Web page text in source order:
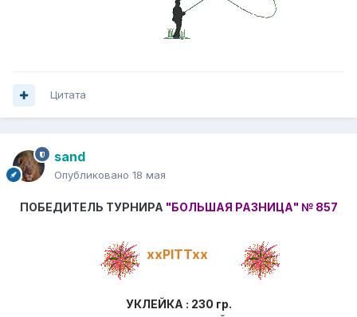
Цитата
sand
Опубликовано 18 мая
ПОБЕДИТЕЛЬ ТУРНИРА "БОЛЬШАЯ РАЗНИЦА" № 857
xxPITTxx
УКЛЕЙКА : 230 гр.